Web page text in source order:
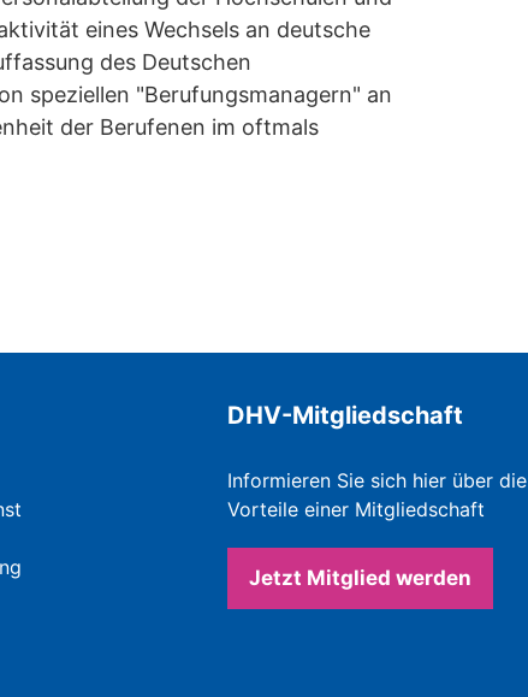
eines Wechsels an deutsche
des Deutschen
speziellen "Berufungsmanagern" an
der Berufenen im oftmals
DHV-Mitgliedschaft
Informieren Sie sich hier über die
Vorteile einer Mitgliedschaft
Jetzt Mitglied werden